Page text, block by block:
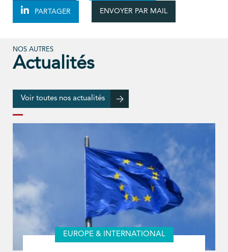
PARTAGER ENVOYER PAR MAIL
NOS AUTRES
Actualités
Voir toutes nos actualités
EUROPE & INTERNATIONAL